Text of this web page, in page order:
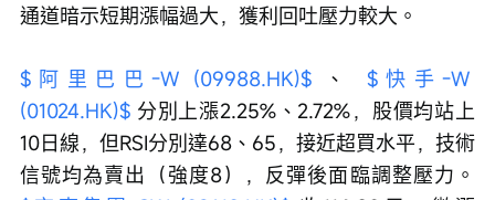
通道暗示短期漲幅過大，獲利回吐壓力較大。
$阿里巴巴-W (09988.HK)$ 、 $快手-W
(01024.HK)$ 分別上漲2.25%、2.72%，股價均站上
10日線，但RSI分別達68、65，接近超買水平，技術
信號均為賣出（強度8），反彈後面臨調整壓力。